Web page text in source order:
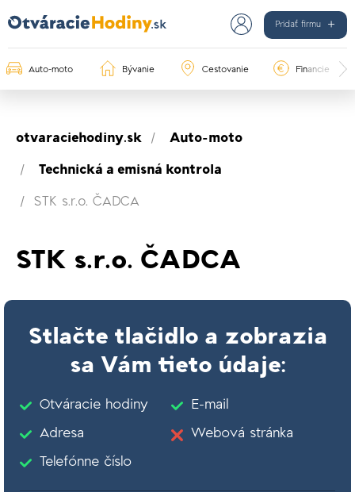
Pridať firmu
Auto-moto Bývanie Cestovanie Financie
otvaraciehodiny.sk Auto-moto
Technická a emisná kontrola
STK s.r.o. ČADCA
STK s.r.o. ČADCA
Stlačte tlačidlo a zobrazia
sa Vám tieto údaje:
Otváracie hodiny
Adresa
Telefónne číslo
E-mail
Webová stránka